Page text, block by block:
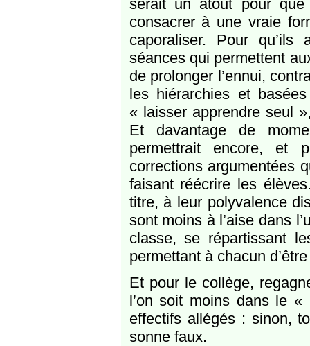
serait un atout pour
consacrer à une vraie
caporaliser. Pour
séances qui permettent
de prolonger l’ennui,
les hiérarchies et
« laisser apprendre seul
Et davantage de
permettrait encore, et
corrections argumentées
faisant réécrire les
titre, à leur polyvalence
sont moins à l’aise dans
classe, se répartissant
permettant à chacun
Et pour le collège,
l’on soit moins dans le
effectifs allégés : sinon,
sonne faux.